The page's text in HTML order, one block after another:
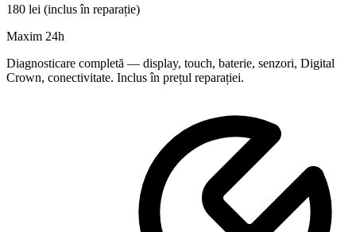
180 lei (inclus în reparație)
Maxim 24h
Diagnosticare completă — display, touch, baterie, senzori, Digital
Crown, conectivitate. Inclus în prețul reparației.